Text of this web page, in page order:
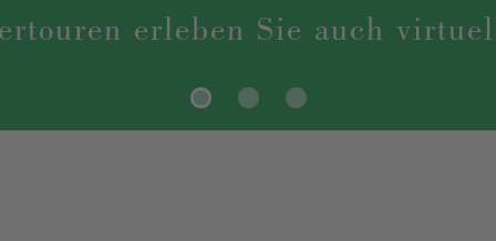
denn es gibt ja so viel zu erkunden! Eine
regionaler Bierspezialitäten oder zu